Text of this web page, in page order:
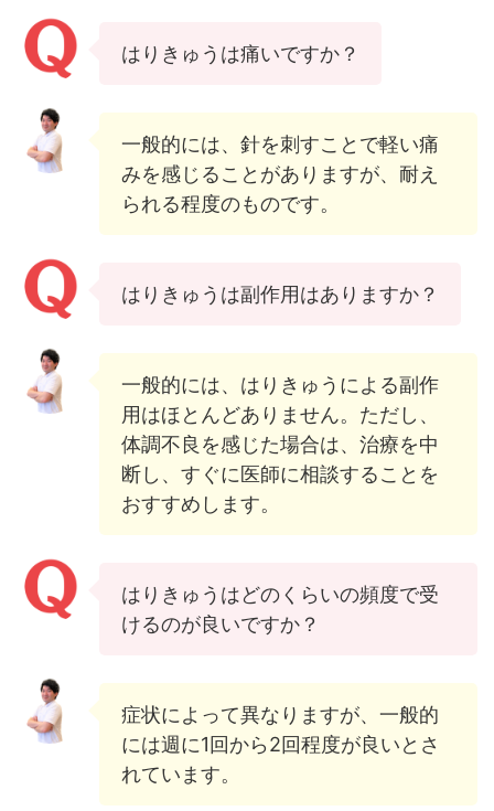
はりきゅうは痛いですか？
一般的には、針を刺すことで軽い痛
みを感じることがありますが、耐え
られる程度のものです。
はりきゅうは副作用はありますか？
一般的には、はりきゅうによる副作
用はほとんどありません。ただし、
体調不良を感じた場合は、治療を中
断し、すぐに医師に相談することを
おすすめします。
はりきゅうはどのくらいの頻度で受
けるのが良いですか？
症状によって異なりますが、一般的
には週に1回から2回程度が良いとさ
れています。